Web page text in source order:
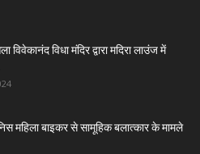
विवेकानंद विधा मंदिर द्वारा मदिरा लाउंज में
महिला बाइकर से सामूहिक बलात्कार के मामले